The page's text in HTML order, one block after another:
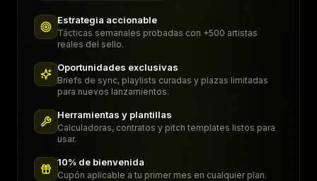
Estrategia accionable
Tácticas semanales probadas con +500 artistas
reales del sello.
Oportunidades exclusivas
Briefs de sync, playlists curadas y plazas limitadas
para nuevos lanzamientos.
Herramientas y plantillas
Calculadoras, contratos y pitch templates listos para
usar.
10% de bienvenida
Cupón aplicable a tu primer mes en cualquier plan.